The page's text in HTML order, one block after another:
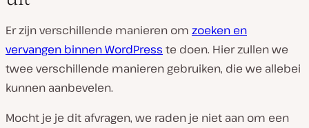
Er zijn verschillende manieren om zoeken en
vervangen binnen WordPress te doen. Hier zullen we
twee verschillende manieren gebruiken, die we allebei
kunnen aanbevelen.
Mocht je je dit afvragen, we raden je niet aan om een